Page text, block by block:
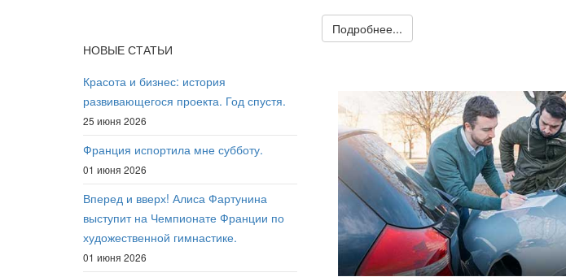
НОВЫЕ СТАТЬИ
Красота и бизнес: история
развивающегося проекта. Год спустя.
25 июня 2026
Франция испортила мне субботу.
01 июня 2026
Вперед и вверх! Алиса Фартунина
выступит на Чемпионате Франции по
художественной гимнастике.
01 июня 2026
Подробнее...